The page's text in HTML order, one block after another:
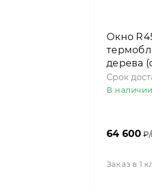
Окно
дерева
Срок
В наличии
64 600₽/
Заказ в 1